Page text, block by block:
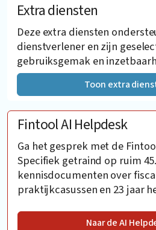
Extra diensten
Deze extra diensten
dienstverlener en zijn
gebruiksgemak en
Toon extra
Fintool AI Helpdesk
Ga het gesprek met de
Specifiek getraind op ruim
kennisdocumenten over
praktijkcasussen en 23 jaar
Naar de AI